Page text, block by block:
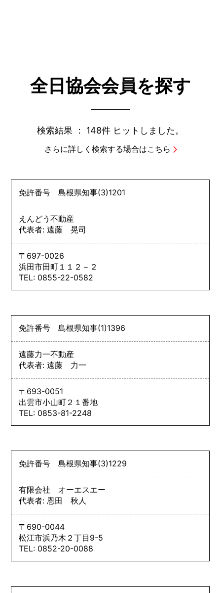
全日協会会員を探す
検索結果 ： 148件 ヒットしました。
さらに詳しく検索する場合はこちら
免許番号島根県知事(3)1201
えんどう不動産
代表者: 遠藤 晃司
〒697-0026
浜田市田町１１２－２
TEL: 0855-22-0582
免許番号島根県知事(1)1396
遠藤力一不動産
代表者: 遠藤 力一
〒693-0051
出雲市小山町２１番地
TEL: 0853-81-2248
免許番号島根県知事(3)1229
有限会社 オーエスエー
代表者: 恩田 秋人
〒690-0044
松江市浜乃木２丁目9-5
TEL: 0852-20-0088